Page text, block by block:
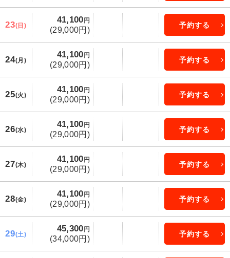
23(日)
41,100 円
(29,000円)
予約する
24(月)
41,100 円
(29,000円)
予約する
25(火)
41,100 円
(29,000円)
予約する
26(水)
41,100 円
(29,000円)
予約する
27(木)
41,100 円
(29,000円)
予約する
28(金)
41,100 円
(29,000円)
予約する
29(土)
45,300 円
(34,000円)
予約する